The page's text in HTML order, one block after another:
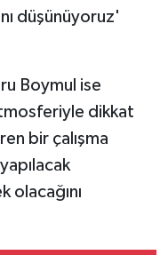
düşünüyoruz'
Boymul ise
dikkat
bir çalışma
olacağını